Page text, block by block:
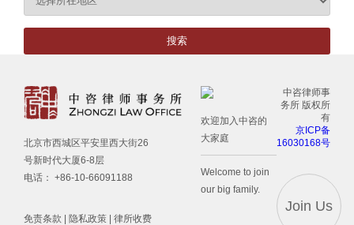
北京市西城区平安里西大街26
号新时代大厦6-8层
电话： +86-10-66091188
免责条款 隐私政策 律所收费
欢迎加入中咨的
大家庭
Welcome to join
our big family.
中咨律师事
务所 版权所
有
京ICP备
16030168号
Join Us